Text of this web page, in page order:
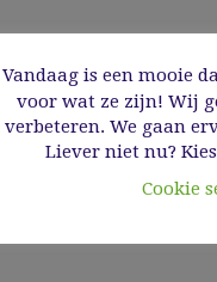
Vandaag is een mooie
voor wat ze zijn! Wij
verbeteren. We gaan
Liever niet nu?
Cookie